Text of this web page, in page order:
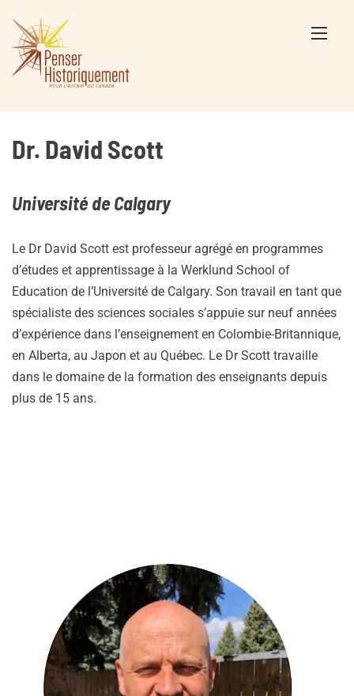
content
Dr. David Scott
Université de Calgary
Le Dr David Scott est professeur agrégé en programmes
d’études et apprentissage à la Werklund School of
Education de l’Université de Calgary. Son travail en tant que
spécialiste des sciences sociales s’appuie sur neuf années
d’expérience dans l’enseignement en Colombie-Britannique,
en Alberta, au Japon et au Québec. Le Dr Scott travaille
dans le domaine de la formation des enseignants depuis
plus de 15 ans.